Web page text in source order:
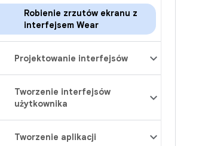
Robienie zrzutów ekranu z
interfejsem Wear
Projektowanie interfejsów
Tworzenie interfejsów
użytkownika
Tworzenie aplikacji